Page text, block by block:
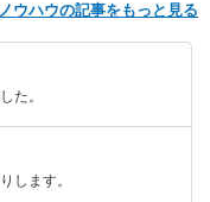
ウハウの記事をもっと見る
た。
します。